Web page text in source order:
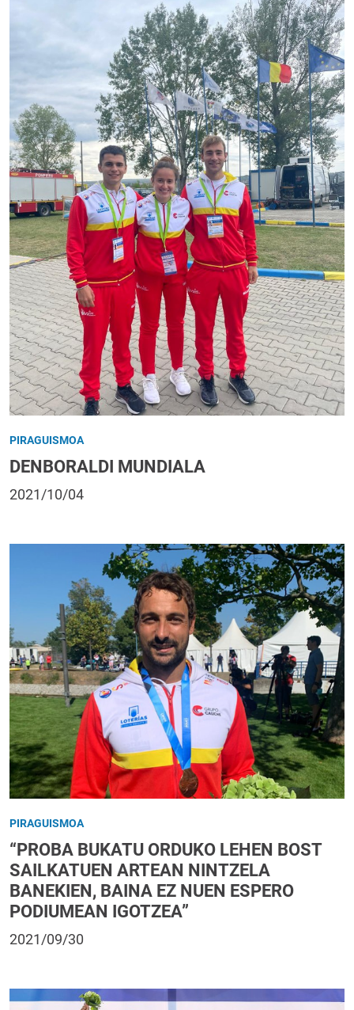
PIRAGUISMOA
DENBORALDI MUNDIALA
2021/10/04
PIRAGUISMOA
“PROBA BUKATU ORDUKO LEHEN BOST
SAILKATUEN ARTEAN NINTZELA
BANEKIEN, BAINA EZ NUEN ESPERO
PODIUMEAN IGOTZEA”
2021/09/30